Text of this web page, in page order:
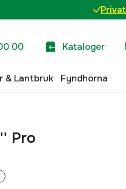
Privat
00 Kataloger
& Lantbruk Fyndhörna
Pro